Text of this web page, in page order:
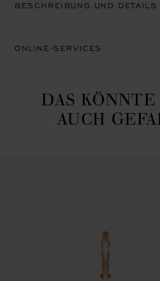
BESCHREIBUNG UND DETAILS
ONLINE-SERVICES
DAS
AUCH